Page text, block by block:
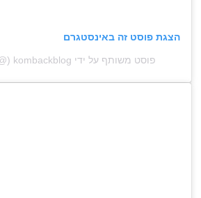
הצגת פוסט זה באינסטגרם
פוסט משותף על ידי ‏‎kombackblog‎‏ (@‏‎kombackblog‎‏)